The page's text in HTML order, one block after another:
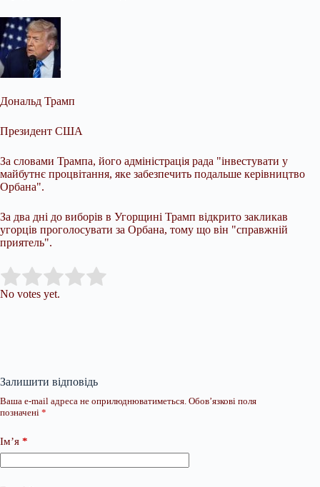
Дональд Трамп
Президент США
За словами Трампа, його адміністрація рада "інвестувати у
майбутнє процвітання, яке забезпечить подальше керівництво
Орбана".
За два дні до виборів в Угорщині Трамп відкрито закликав
угорців проголосувати за Орбана, тому що він "справжній
приятель".
Rate this item:
No votes yet.
Залишити відповідь
Ваша e-mail адреса не оприлюднюватиметься. Обов’язкові поля
позначені *
Ім’я *